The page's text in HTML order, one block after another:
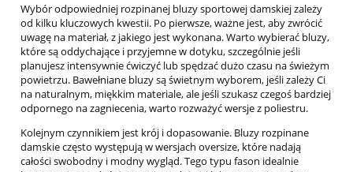
Wybór odpowiedniej rozpinanej bluzy sportowej damskiej zależy
od kilku kluczowych kwestii. Po pierwsze, ważne jest, aby zwrócić
uwagę na materiał, z jakiego jest wykonana. Warto wybierać bluzy,
które są oddychające i przyjemne w dotyku, szczególnie jeśli
planujesz intensywnie ćwiczyć lub spędzać dużo czasu na świeżym
powietrzu. Bawełniane bluzy są świetnym wyborem, jeśli zależy Ci
na naturalnym, miękkim materiale, ale jeśli szukasz czegoś bardziej
odpornego na zagniecenia, warto rozważyć wersje z poliestru.
Kolejnym czynnikiem jest krój i dopasowanie. Bluzy rozpinane
damskie często występują w wersjach oversize, które nadają
całości swobodny i modny wygląd. Tego typu fason idealnie